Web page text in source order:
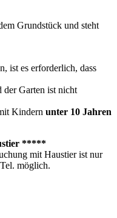
Grundstück und steht
ist es erforderlich, dass
der Garten ist nicht
Kindern unter 10 Jahren
*****
mit Haustier ist nur
möglich.